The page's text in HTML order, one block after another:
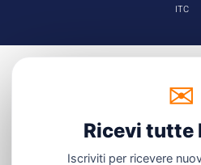
ITC
✉
Ricevi tutte
Iscriviti per ricevere